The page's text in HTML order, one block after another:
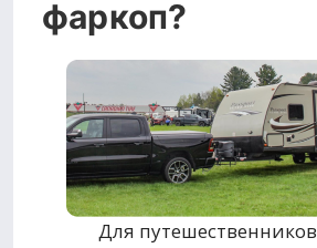
фаркоп?
Для путешественников